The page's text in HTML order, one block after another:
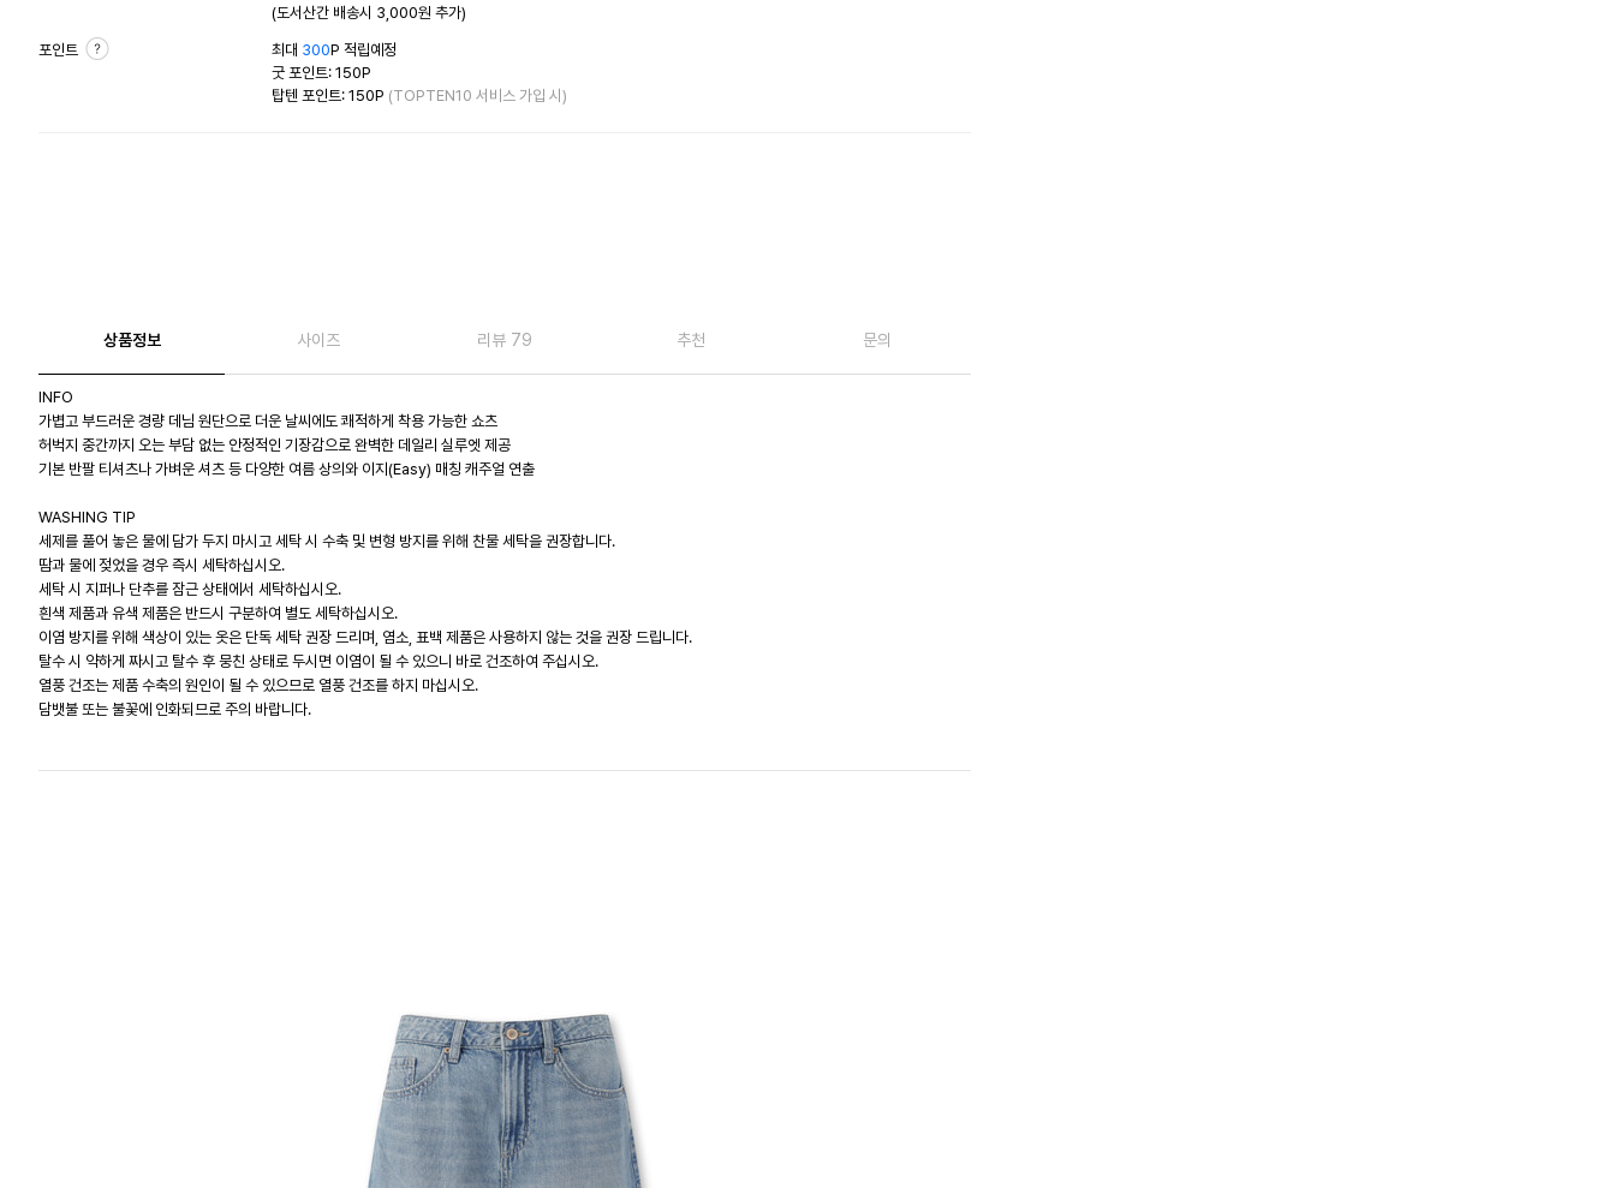
(도서산간 배송시 3,000원 추가)
포인트 최대 300P 적립예정
굿 포인트: 150P
탑텐 포인트: 150P (TOPTEN10 서비스 가입 시)
상품정보 사이즈 리뷰 79 추천 문의
INFO
가볍고 부드러운 경량 데님 원단으로 더운 날씨에도 쾌적하게 착용 가능한 쇼츠
허벅지 중간까지 오는 부담 없는 안정적인 기장감으로 완벽한 데일리 실루엣 제공
기본 반팔 티셔츠나 가벼운 셔츠 등 다양한 여름 상의와 이지(Easy) 매칭 캐주얼 연출
WASHING TIP
세제를 풀어 놓은 물에 담가 두지 마시고 세탁 시 수축 및 변형 방지를 위해 찬물 세탁을 권장합니다.
땀과 물에 젖었을 경우 즉시 세탁하십시오.
세탁 시 지퍼나 단추를 잠근 상태에서 세탁하십시오.
흰색 제품과 유색 제품은 반드시 구분하여 별도 세탁하십시오.
이염 방지를 위해 색상이 있는 옷은 단독 세탁 권장 드리며, 염소, 표백 제품은 사용하지 않는 것을 권장 드립니다.
탈수 시 약하게 짜시고 탈수 후 뭉친 상태로 두시면 이염이 될 수 있으니 바로 건조하여 주십시오.
열풍 건조는 제품 수축의 원인이 될 수 있으므로 열풍 건조를 하지 마십시오.
담뱃불 또는 불꽃에 인화되므로 주의 바랍니다.